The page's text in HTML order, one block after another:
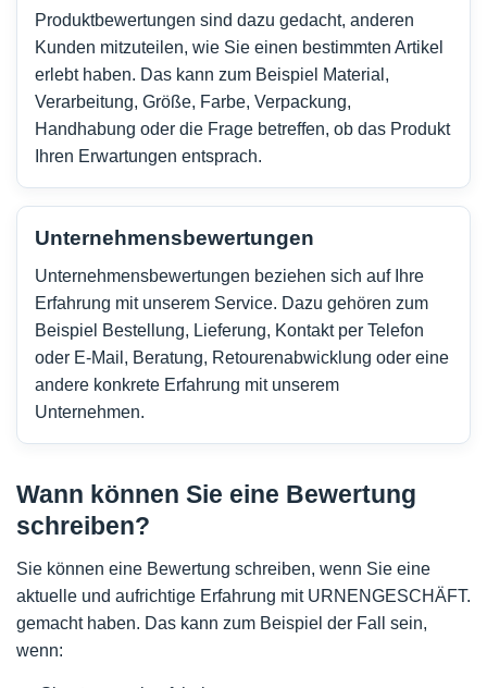
Produktbewertungen sind dazu gedacht, anderen
Kunden mitzuteilen, wie Sie einen bestimmten Artikel
erlebt haben. Das kann zum Beispiel Material,
Verarbeitung, Größe, Farbe, Verpackung,
Handhabung oder die Frage betreffen, ob das Produkt
Ihren Erwartungen entsprach.
Unternehmensbewertungen
Unternehmensbewertungen beziehen sich auf Ihre
Erfahrung mit unserem Service. Dazu gehören zum
Beispiel Bestellung, Lieferung, Kontakt per Telefon
oder E-Mail, Beratung, Retourenabwicklung oder eine
andere konkrete Erfahrung mit unserem
Unternehmen.
Wann können Sie eine Bewertung
schreiben?
Sie können eine Bewertung schreiben, wenn Sie eine
aktuelle und aufrichtige Erfahrung mit URNENGESCHÄFT.
gemacht haben. Das kann zum Beispiel der Fall sein,
wenn: